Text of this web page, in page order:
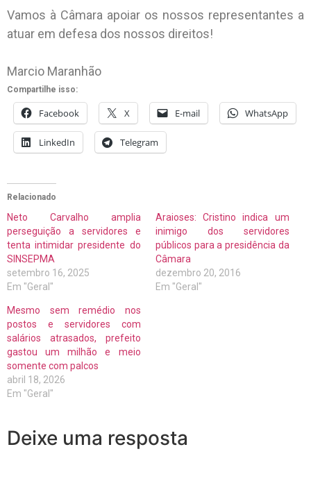
Vamos à Câmara apoiar os nossos representantes a
atuar em defesa dos nossos direitos!
Marcio Maranhão
Compartilhe isso:
Facebook X E-mail WhatsApp
LinkedIn Telegram
Relacionado
Neto Carvalho amplia
perseguição a servidores e
tenta intimidar presidente do
SINSEPMA
setembro 16, 2025
Em "Geral"
Araioses: Cristino indica um
inimigo dos servidores
públicos para a presidência da
Câmara
dezembro 20, 2016
Em "Geral"
Mesmo sem remédio nos
postos e servidores com
salários atrasados, prefeito
gastou um milhão e meio
somente com palcos
abril 18, 2026
Em "Geral"
Deixe uma resposta